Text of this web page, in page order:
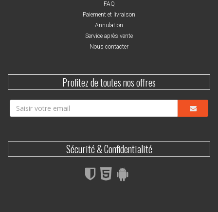
FAQ
Paiement et livraison
Annulation
Service après vente
Nous contacter
Profitez de toutes nos offres
Sécurité & Confidentialité